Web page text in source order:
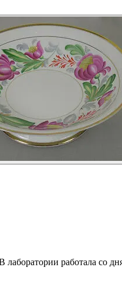
работала со